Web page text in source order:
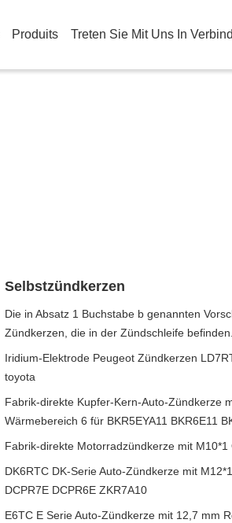
Produits Treten Sie Mit Uns In
Selbstzündkerzen
Die in Absatz 1 Buchstabe b genannten
Zündkerzen, die in der Zündschleife befinden.
Iridium-Elektrode Peugeot Zündkerzen
toyota
Fabrik-direkte Kupfer-Kern-Auto-Zündkerze
Wärmebereich 6 für BKR5EYA11 BKR6E11
Fabrik-direkte Motorradzündkerze mit
DK6RTC DK-Serie Auto-Zündkerze mit
DCPR7E DCPR6E ZKR7A10
E6TC E Serie Auto-Zündkerze mit 12,7 mm